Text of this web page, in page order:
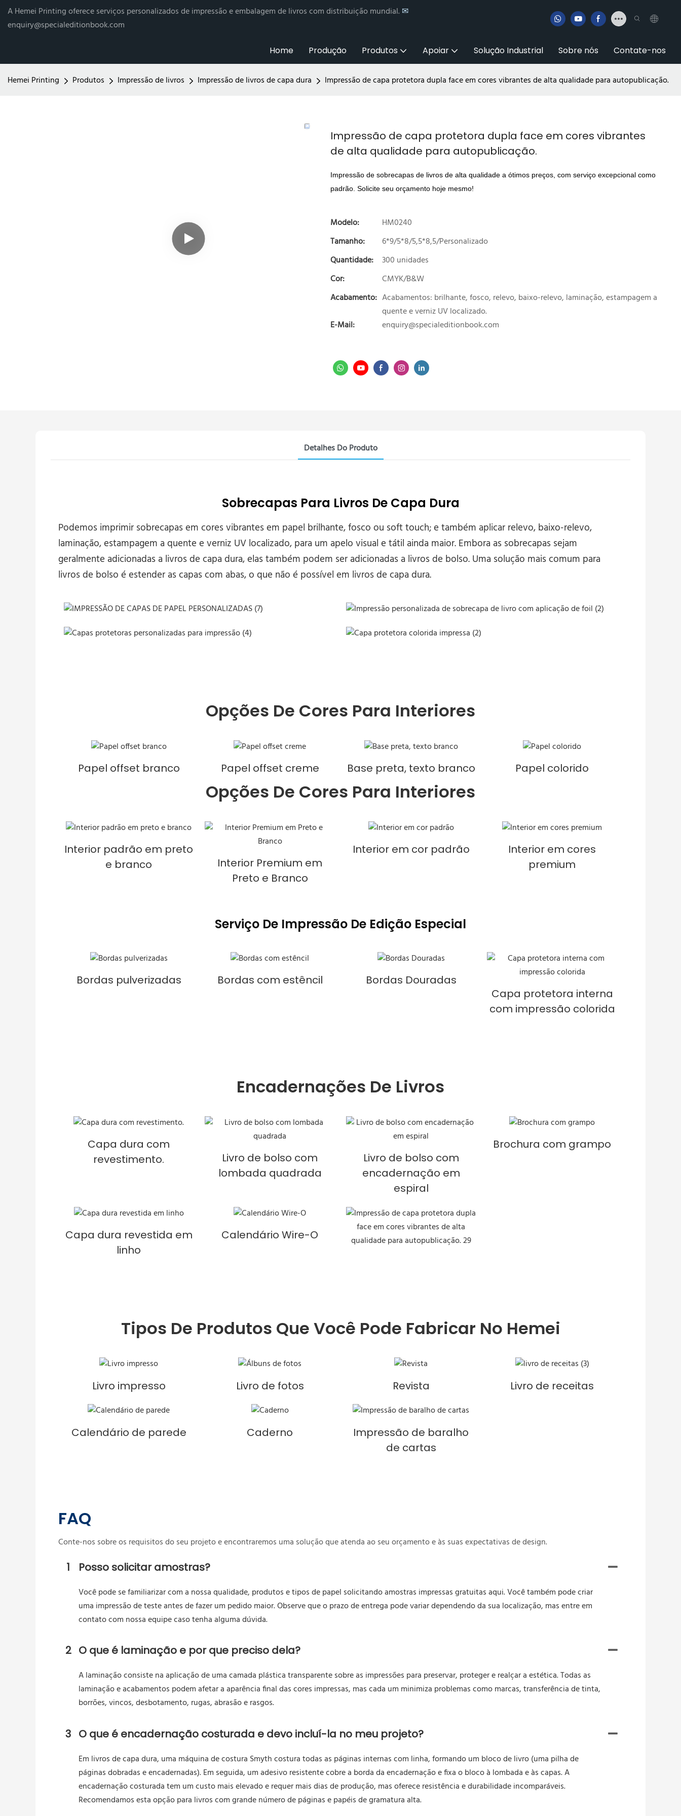
A Hemei Printing oferece serviços personalizados de impressão e embalagem de livros com distribuição mundial. ✉
enquiry@specialeditionbook.com
Home Produção Produtos Apoiar Solução Industrial Sobre nós Contate-nos
Hemei Printing Produtos Impressão de livros Impressão de livros de capa dura Impressão de capa protetora dupla face em cores vibrantes de alta qualidade para autopublicação.
Impressão de capa protetora dupla face em cores vibrantes
de alta qualidade para autopublicação.
Impressão de sobrecapas de livros de alta qualidade a ótimos preços, com serviço excepcional como
padrão. Solicite seu orçamento hoje mesmo!
Modelo:
HM0240
Tamanho:
6*9/5*8/5,5*8,5/Personalizado
Quantidade:
300 unidades
Cor:
CMYK/B&W
Acabamento: Acabamentos: brilhante, fosco, relevo, baixo-relevo, laminação, estampagem a
quente e verniz UV localizado.
E-Mail:
enquiry@specialeditionbook.com
Detalhes Do Produto
Sobrecapas Para Livros De Capa Dura
Podemos imprimir sobrecapas em cores vibrantes em papel brilhante, fosco ou soft touch; e também aplicar relevo, baixo-relevo,
laminação, estampagem a quente e verniz UV localizado, para um apelo visual e tátil ainda maior. Embora as sobrecapas sejam
geralmente adicionadas a livros de capa dura, elas também podem ser adicionadas a livros de bolso. Uma solução mais comum para
livros de bolso é estender as capas com abas, o que não é possível em livros de capa dura.
CUSTOM PAPER DUST JACKETS PRINTING (7)
Impressão personalizada de sobrecapa de livro com aplicação de foil (2)
Opções De Cores Para Interiores
Papel offset branco Papel offset creme Base preta, texto branco Papel colorido
Opções De Cores Para Interiores
Interior padrão em preto
e branco
Interior Premium em
Preto e Branco
Interior em cor padrão
Interior em cores
premium
Serviço De Impressão De Edição Especial
Bordas pulverizadas Bordas com estêncil
Bordas Douradas
Capa protetora interna
com impressão colorida
Encadernações De Livros
Capa dura com
revestimento.
Livro de bolso com
lombada quadrada
Livro de bolso com
encadernação em
espiral
Brochura com grampo
Capa dura revestida em
linho
Calendário Wire-O
Tipos De Produtos Que Você Pode Fabricar No Hemei
Livro impresso Livro de fotos Revista Livro de receitas
Calendário de parede Caderno
Impressão de baralho
de cartas
FAQ
Conte-nos sobre os requisitos do seu projeto e encontraremos uma solução que atenda ao seu orçamento e às suas expectativas de design.
1 Posso solicitar amostras?
Você pode se familiarizar com a nossa qualidade, produtos e tipos de papel solicitando amostras impressas gratuitas aqui. Você também pode criar
uma impressão de teste antes de fazer um pedido maior. Observe que o prazo de entrega pode variar dependendo da sua localização, mas entre em
contato com nossa equipe caso tenha alguma dúvida.
2 O que é laminação e por que preciso dela?
A laminação consiste na aplicação de uma camada plástica transparente sobre as impressões para preservar, proteger e realçar a estética. Todas as
laminação e acabamentos podem afetar a aparência final das cores impressas, mas cada um minimiza problemas como marcas, transferência de tinta,
borrões, vincos, desbotamento, rugas, abrasão e rasgos.
3 O que é encadernação costurada e devo incluí-la no meu projeto?
Em livros de capa dura, uma máquina de costura Smyth costura todas as páginas internas com linha, formando um bloco de livro (uma pilha de
páginas dobradas e encadernadas). Em seguida, um adesivo resistente cobre a borda da encadernação e fixa o bloco à lombada e às capas. A
encadernação costurada tem um custo mais elevado e requer mais dias de produção, mas oferece resistência e durabilidade incomparáveis.
Recomendamos esta opção para livros com grande número de páginas e papéis de gramatura alta.